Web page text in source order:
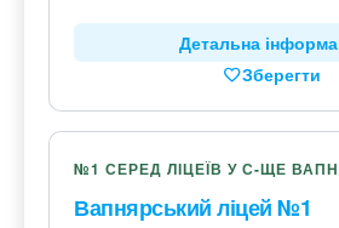
Детальна
Зберегти
№1 СЕРЕД ЛІЦЕЇВ У С-ЩЕ
Вапнярський ліцей №1